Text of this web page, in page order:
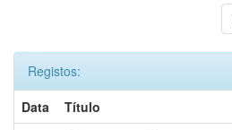
Registos:
Data
Título